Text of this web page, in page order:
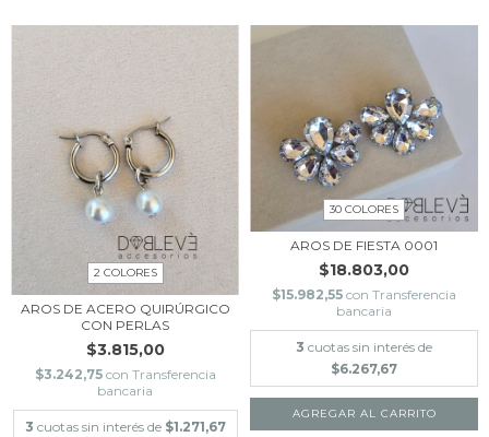
2 COLORES
AROS DE ACERO QUIRÚRGICO
CON PERLAS
$3.815,00
$3.242,75 con Transferencia
bancaria
3 cuotas sin interés de $1.271,67
30 COLORES
AROS DE FIESTA 0001
$18.803,00
$15.982,55 con Transferencia
bancaria
3 cuotas sin interés de
$6.267,67
AGREGAR AL CARRITO